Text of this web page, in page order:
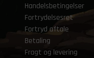
Handelsbetingelser
Fortrydelsesret
Fortryd aftale
Betaling
Fragt og levering